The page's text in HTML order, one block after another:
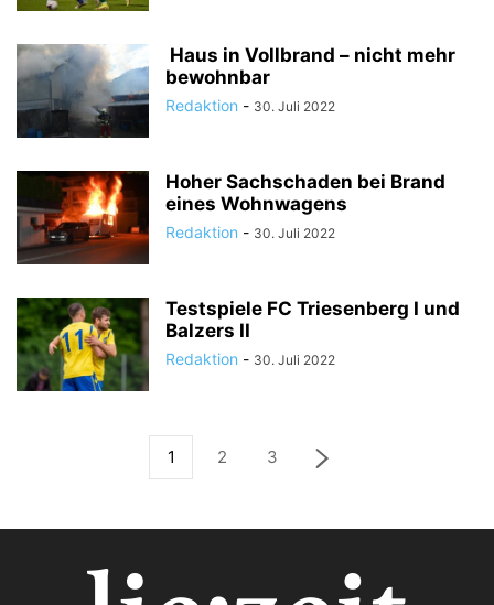
Haus in Vollbrand – nicht mehr
bewohnbar
Redaktion - 30. Juli 2022
Hoher Sachschaden bei Brand
eines Wohnwagens
Redaktion - 30. Juli 2022
Testspiele FC Triesenberg I und
Balzers II
Redaktion - 30. Juli 2022
1 2 3